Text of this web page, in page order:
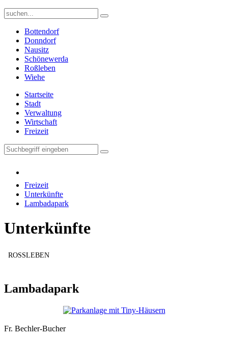
Bottendorf
Donndorf
Nausitz
Schönewerda
Roßleben
Wiehe
Startseite
Stadt
Verwaltung
Wirtschaft
Freizeit
Freizeit
Unterkünfte
Lambadapark
Unterkünfte
ROSSLEBEN
Lambadapark
Fr. Bechler-Bucher